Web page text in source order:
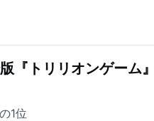
『トリリオンゲーム
1位